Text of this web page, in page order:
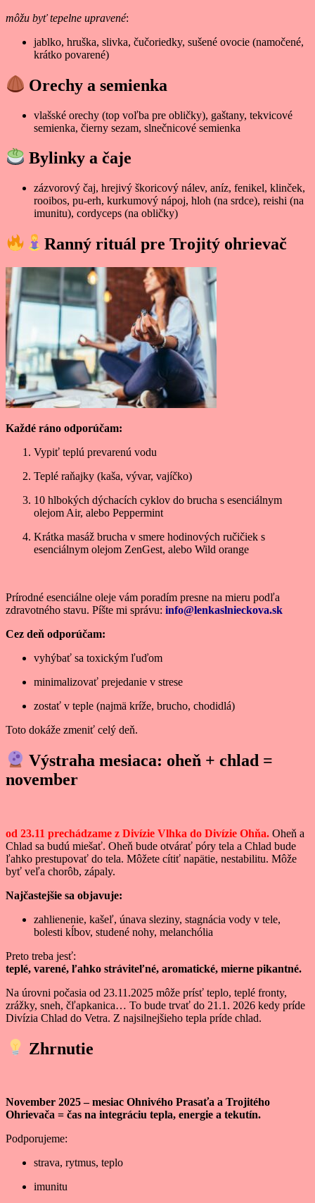
môžu byť tepelne upravené:
jablko, hruška, slivka, čučoriedky, sušené ovocie (namočené,
krátko povarené)
Orechy a semienka
vlašské orechy (top voľba pre obličky), gaštany, tekvicové
semienka, čierny sezam, slnečnicové semienka
Bylinky a čaje
zázvorový čaj, hrejivý škoricový nálev, aníz, fenikel, klinček,
rooibos, pu-erh, kurkumový nápoj, hloh (na srdce), reishi (na
imunitu), cordyceps (na obličky)
Ranný rituál pre Trojitý ohrievač
Každé ráno odporúčam:
Vypiť teplú prevarenú vodu
Teplé raňajky (kaša, vývar, vajíčko)
10 hlbokých dýchacích cyklov do brucha s esenciálnym
olejom Air, alebo Peppermint
Krátka masáž brucha v smere hodinových ručičiek s
esenciálnym olejom ZenGest, alebo Wild orange
Prírodné esenciálne oleje vám poradím presne na mieru podľa
zdravotného stavu. Píšte mi správu: info@lenkaslnieckova.sk
Cez deň odporúčam:
vyhýbať sa toxickým ľuďom
minimalizovať prejedanie v strese
zostať v teple (najmä kríže, brucho, chodidlá)
Toto dokáže zmeniť celý deň.
Výstraha mesiaca: oheň + chlad =
november
od 23.11 prechádzame z Divízie Vlhka do Divízie Ohňa. Oheň a
Chlad sa budú miešať. Oheň bude otvárať póry tela a Chlad bude
ľahko prestupovať do tela. Môžete cítiť napätie, nestabilitu. Môže
byť veľa chorôb, zápaly.
Najčastejšie sa objavuje:
zahlienenie, kašeľ, únava sleziny, stagnácia vody v tele,
bolesti kĺbov, studené nohy, melanchólia
Preto treba jesť:
teplé, varené, ľahko stráviteľné, aromatické, mierne pikantné.
Na úrovni počasia od 23.11.2025 môže prísť teplo, teplé fronty,
zrážky, sneh, čľapkanica… To bude trvať do 21.1. 2026 kedy príde
Divízia Chlad do Vetra. Z najsilnejšieho tepla príde chlad.
Zhrnutie
November 2025 – mesiac Ohnivého Prasaťa a Trojitého
Ohrievača = čas na integráciu tepla, energie a tekutín.
Podporujeme:
strava, rytmus, teplo
imunitu